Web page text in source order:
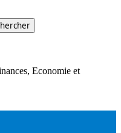
Economie et